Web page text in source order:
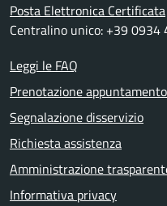
Posta Elettronica Certificata
Centralino unico: +39 0934
Leggi le FAQ
Prenotazione appuntamento
Segnalazione disservizio
Richiesta assistenza
Amministrazione
Informativa privacy